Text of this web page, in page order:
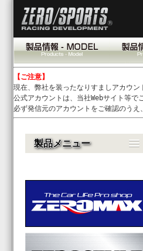
【ご注意】
現在、弊社を装ったなりすましアカウン
公式アカウントは、当社Webサイト等で
必ず発信元のアカウントをご確認のうえ
製品メニュー